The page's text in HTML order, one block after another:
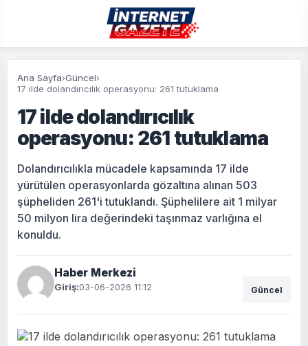
Ana Sayfa›Güncel›
17 ilde dolandırıcılık operasyonu: 261 tutuklama
17 ilde dolandırıcılık
operasyonu: 261 tutuklama
Dolandırıcılıkla mücadele kapsamında 17 ilde
yürütülen operasyonlarda gözaltına alınan 503
şüpheliden 261'i tutuklandı. Şüphelilere ait 1 milyar
50 milyon lira değerindeki taşınmaz varlığına el
konuldu.
Haber Merkezi
Giriş:03-06-2026 11:12 Güncel